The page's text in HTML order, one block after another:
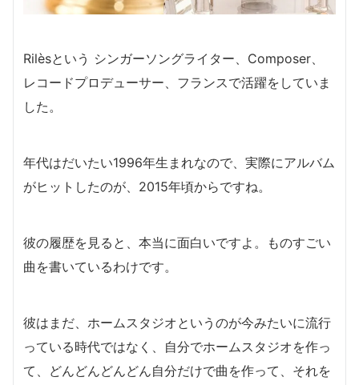
Rilèsという シンガーソングライター、Composer、
レコードプロデューサー、 フランスで活躍をしていま
した。
年代はだいたい1996年生まれなので、実際にアルバム
がヒットしたのが、2015年頃からですね。
彼の履歴を見ると、本当に面白いですよ。
ものすごい
曲を書いているわけです。
彼はまだ、ホームスタジオというのが今みたいに流行
っている時代ではなく、自分でホームスタジオを作っ
て、どんどんどんどん自分だけで曲を作って、それを